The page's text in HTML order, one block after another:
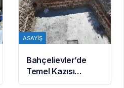
ASAYIŞ
Bahçelievler’de
Temel Kazısı
Sırasında Tarihi